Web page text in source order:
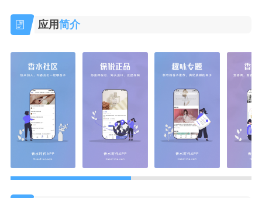
应用简介